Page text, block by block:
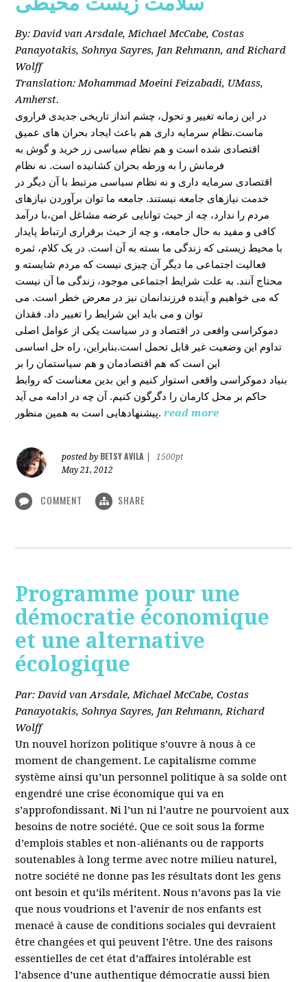
By: David van Arsdale, Michael McCabe, Costas
Panayotakis, Sohnya Sayres, Jan Rehmann, and Richard
Wolff
Translation: Mohammad Moeini Feizabadi, UMass,
Amherst.
در این زمانه تغییر و تحول، چشم انداز تاریخی جدیدی فراروی
ماست.نظام سرمایه داری هم باعث ایجاد بحران های عمیق
اقتصادی شده است و هم نظام سیاسی زر خرید و گوش به
فرمانش را به ورطه بحران کشانیده است. نه نظام
اقتصادی سرمایه داری و نه نظام سیاسی مرتبط با آن دیگر در
خدمت نیازهای جامعه نیستند. جامعه ما توان برآوردن نیازهای
مردم را ندارد، چه از حیث توانایی عرضه مشاغل امن،با درآمد
کافی و مفید به حال جامعه، و چه از حیث برقراری ارتباط پایدار
با محیط زیستی که زندگی ما بسته به آن است. در یک کلام، ثمره
فعالیت اجتماعی ما دیگر آن چیزی نیست که مردم شایسته و
محتاج آنند. به علت شرایط اجتماعی موجود، زندگی ما آن نیست
که می خواهیم و آینده فرزندانمان نیز در معرض خطر است. می
توان و می باید این شرایط را تغییر داد. فقدان
دموکراسی واقعی در اقتصاد و در سیاست یکی از عوامل اصلی
تداوم این وضعیت غیر قابل تحمل است.بنابراین، راه حل اساسی
این است که هم اقتصادمان و هم سیاستمان را بر
بنیاد دموکراسی واقعی استوار کنیم و این بدین معناست که روابط
حاکم بر محل کارمان را دگرگون کنیم. آن چه در ادامه می آید
پیشنهادهایی است به همین منظور. read more
posted by BETSY AVILA
1500pt
May 21, 2012
COMMENT SHARE
Programme pour une
démocratie économique
et une alternative
écologique
Par: David van Arsdale, Michael McCabe, Costas
Panayotakis, Sohnya Sayres, Jan Rehmann, Richard
Wolff
Un nouvel horizon politique s’ouvre à nous à ce
moment de changement. Le capitalisme comme
système ainsi qu’un personnel politique à sa solde ont
engendré une crise économique qui va en
s’approfondissant. Ni l’un ni l’autre ne pourvoient aux
besoins de notre société. Que ce soit sous la forme
d’emplois stables et non-aliénants ou de rapports
soutenables à long terme avec notre milieu naturel,
notre société ne donne pas les résultats dont les gens
ont besoin et qu’ils méritent. Nous n’avons pas la vie
que nous voudrions et l’avenir de nos enfants est
menacé à cause de conditions sociales qui devraient
être changées et qui peuvent l’être. Une des raisons
essentielles de cet état d’affaires intolérable est
l’absence d’une authentique démocratie aussi bien